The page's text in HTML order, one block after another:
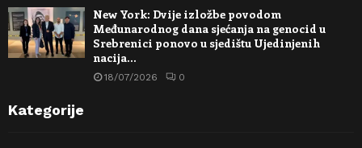
New York: Dvije izložbe povodom
Međunarodnog dana sjećanja na genocid u
Srebrenici ponovo u sjedištu Ujedinjenih
nacija…
18/07/2026 0
Kategorije